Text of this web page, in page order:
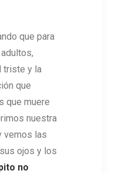
que para
triste y la
que
que muere
nuestra
vemos las
ojos y los
no